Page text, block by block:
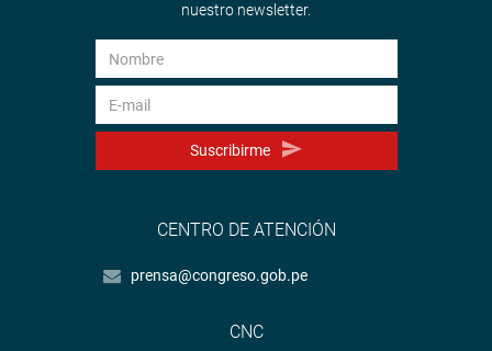
nuestro newsletter.
Suscribirme
CENTRO DE ATENCIÓN
prensa@congreso.gob.pe
CNC